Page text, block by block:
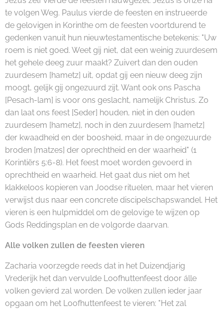
te volgen Weg. Paulus vierde de feesten en instrueerde
de gelovigen in Korinthe om de feesten voortdurend te
gedenken vanuit hun nieuwtestamentische betekenis: "Uw
roem is niet goed. Weet gij niet, dat een weinig zuurdesem
het gehele deeg zuur maakt? Zuivert dan den ouden
zuurdesem [hametz] uit, opdat gij een nieuw deeg zijn
moogt, gelijk gij ongezuurd zijt. Want ook ons Pascha
[Pesach-lam] is voor ons geslacht, namelijk Christus. Zo
dan laat ons feest [Seder] houden, niet in den ouden
zuurdesem [hametz], noch in den zuurdesem [hametz]
der kwaadheid en der boosheid, maar in de ongezuurde
broden [matzes] der oprechtheid en der waarheid" (1
Korintiërs 5:6-8). Het feest moet worden gevoerd in
oprechtheid en waarheid. Het gaat dus niet om het
klakkeloos kopieren van Joodse rituelen, maar het vieren
verwijst dus naar een concrete discipelschapswandel. Het
vieren is een hulpmiddel om de gelovige te wijzen op
Gods Reddingsplan en de volgorde daarvan.
Alle volken zullen de feesten vieren
Zacharia voorzegde reeds dat in het Duizendjarig
Vrederijk het dan vervulde Loofhuttenfeest door álle
volken gevierd zal worden. De volken zullen ieder jaar
opgaan om het Loofhuttenfeest te vieren: "Het zal